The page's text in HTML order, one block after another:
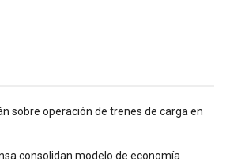
sobre operación de trenes de carga en
consolidan modelo de economía